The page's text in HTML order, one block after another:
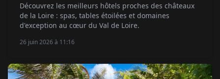
Découvrez les meilleurs hôtels proches des châteaux
de la Loire : spas, tables étoilées et domaines
d'exception au cœur du Val de Loire.
26 juin 2026 à 11:16